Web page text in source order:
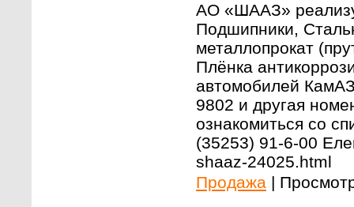
АО «ШААЗ»
Подшипники,
металлопрокат
Плёнка
автомобилей
9802 и другая
ознакомиться со
(35253) 91-6-00
shaaz-24025.html
Продажа |